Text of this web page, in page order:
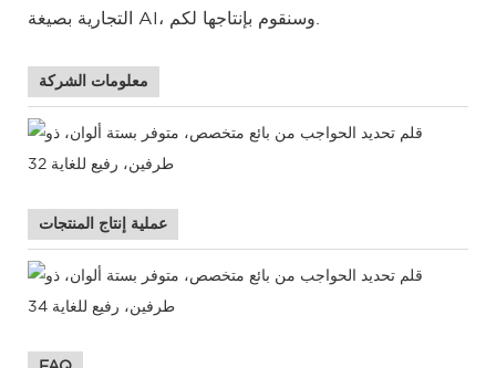
معلومات الشركة
عملية إنتاج المنتجات